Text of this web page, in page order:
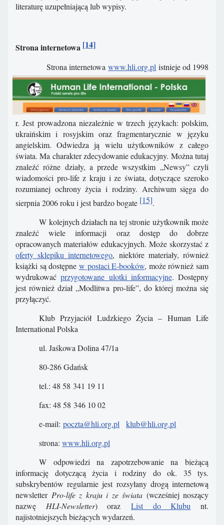
literaturę uzupełniającą lub wypisy.
Strona internetowa [14]
Strona internetowawww.hli.org.pl istnieje od 1998
r. Jest prowadzona niezależnie w trzech językach: polskim,
ukraińskim i rosyjskim oraz fragmentarycznie w języku
angielskim. Odwiedza ją wielu użytkowników z całego
świata. Ma charakter zdecydowanie edukacyjny. Można tutaj
znaleźć różne działy, a przede wszystkim „Newsy” czyli
wiadomości pro-life z kraju i ze świata, dotyczące szeroko
rozumianej ochrony życia i rodziny. Archiwum sięga do
sierpnia 2006 roku i jest bardzo bogate [15].
W kolejnych działach na tej stronie użytkownik może
znaleźć wiele informacji oraz dostęp do dobrze
opracowanych materiałów edukacyjnych. Może skorzystać z
oferty sklepiku internetowego, niektóre materiały, również
książki są dostępne w postaci E-booków, może również sam
wydrukowaćprzygotowane ulotki informacyjne. Dostępny
jest również dział „Modlitwa pro-life”, do której można się
przyłączyć.
Klub Przyjaciół Ludzkiego Życia – Human Life
International Polska
ul. Jaśkowa Dolina 47/1a
80-286 Gdańsk
tel.: 48 58 341 19 11
fax: 48 58 346 10 02
e-mail:poczta@hli.org.pl
klub@hli.org.pl
strona:www.hli.org.pl
W odpowiedzi na zapotrzebowanie na bieżącą
informację dotyczącą życia i rodziny do ok. 35 tys.
subskrybentów regularnie jest rozsyłany drogą internetową
newsletter Pro-life z kraju i ze świata (wcześniej noszący
nazwę HLI-Newsletter) orazList do Klubu nt.
najistotniejszych bieżących wydarzeń.